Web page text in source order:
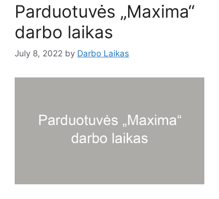
Parduotuvės „Maxima“
darbo laikas
July 8, 2022 by Darbo Laikas